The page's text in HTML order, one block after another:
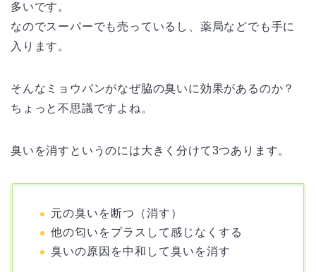
多いです。
なのでスーパーでも売っているし、薬局などでも手に
入ります。
そんなミョウバンがなぜ脇の臭いに効果があるのか？
ちょっと不思議ですよね。
臭いを消すというのには大きく分けて3つあります。
元の臭いを断つ（消す）
他の匂いをプラスして感じなくする
臭いの原因を中和して臭いを消す